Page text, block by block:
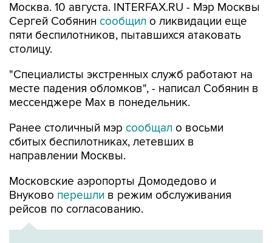
Москва. 10 августа. INTERFAX.RU - Мэр Москвы
Сергей Собянин сообщил о ликвидации еще
пяти беспилотников, пытавшихся атаковать
столицу.
"Специалисты экстренных служб работают на
месте падения обломков", - написал Собянин в
мессенджере Max в понедельник.
Ранее столичный мэр сообщал о восьми
сбитых беспилотниках, летевших в
направлении Москвы.
Московские аэропорты Домодедово и
Внуково перешли в режим обслуживания
рейсов по согласованию.